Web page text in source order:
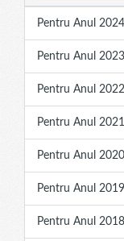
Pentru Anul 2024
Pentru Anul 2023
Pentru Anul 2022
Pentru Anul 2021
Pentru Anul 2020
Pentru Anul 2019
Pentru Anul 2018